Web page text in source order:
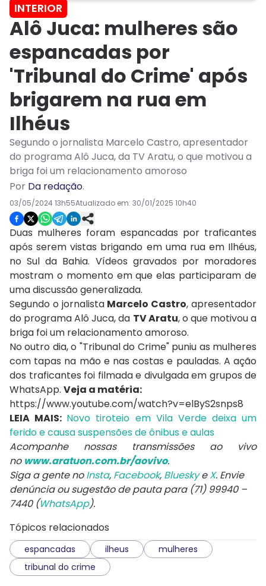
INTERIOR
Alô Juca: mulheres são
espancadas por
'Tribunal do Crime' após
brigarem na rua em
Ilhéus
Segundo o jornalista Marcelo Castro, apresentador
do programa Alô Juca, da TV Aratu, o que motivou a
briga foi um relacionamento amoroso
Por Da redação.
03/05/2024 13h55Atualizado em: 30/01/2025 10h40
Duas mulheres foram espancadas por traficantes
após serem vistas brigando em uma rua em Ilhéus,
no Sul da Bahia. Vídeos gravados por moradores
mostram o momento em que elas participaram de
uma discussão generalizada.
Segundo o jornalista Marcelo Castro, apresentador
do programa Alô Juca, da TV Aratu, o que motivou a
briga foi um relacionamento amoroso.
No outro dia, o "Tribunal do Crime" puniu as mulheres
com tapas na mão e nas costas e pauladas. A ação
dos traficantes foi filmada e divulgada em grupos de
WhatsApp. Veja a matéria:
https://www.youtube.com/watch?v=elByS2snps8
LEIA MAIS: Novo tiroteio em Vila Verde deixa um
ferido e causa suspensões de ônibus e aulas
Acompanhe nossas transmissões ao vivo
no www.aratuon.com.br/aovivo.
Siga a gente noInsta, Facebook, BlueskyeX. Envie
denúncia ou sugestão de pauta para (71) 99940 –
7440 (WhatsApp).
Tópicos relacionados
espancadas ilheus
mulheres
tribunal do crime